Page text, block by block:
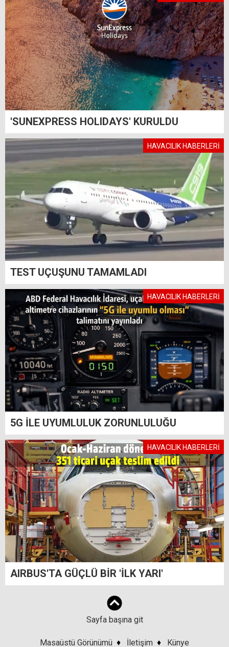
'SUNEXPRESS HOLIDAYS' KURULDU
HAVACILIK HABERLERİ
TEST UÇUŞUNU TAMAMLADI
HAVACILIK HABERLERİ
5G İLE UYUMLULUK ZORUNLULUĞU
HAVACILIK HABERLERİ
AIRBUS'TA GÜÇLÜ BİR 'İLK YARI'
Sayfa başına git
Masaüstü Görünümü ♦ İletişim ♦ Künye